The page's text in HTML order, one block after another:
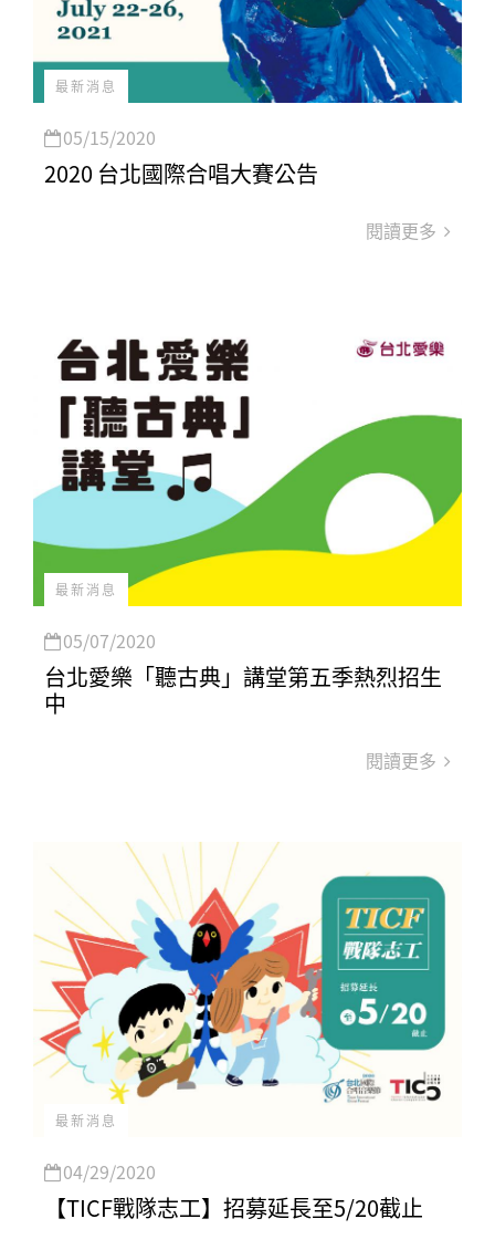
最新消息
05/15/2020
2020 台北國際合唱大賽公告
閱讀更多
最新消息
05/07/2020
台北愛樂「聽古典」講堂第五季熱烈招生
中
閱讀更多
最新消息
04/29/2020
【TICF戰隊志工】招募延長至5/20截止